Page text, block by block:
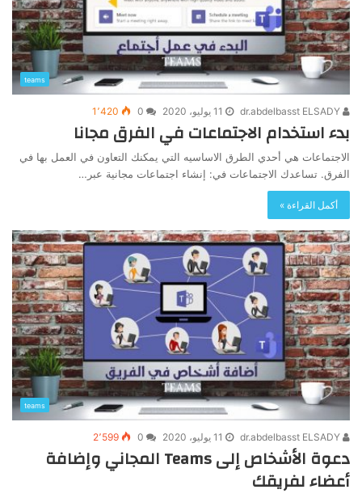
teams
11 يوليو، 2020 0 1٬420
بدء استخدام الاجتماعات في الفرق مجانا
الاجتماعات هي أحدي الطرق الاساسيه التي يمكنك التعاون في العمل بها في
الفرق. تساعدك الاجتماعات في: إنشاء اجتماعات مجانية عبر…
أكمل القراءة »
teams
11 يوليو، 2020 0 2٬599
دعوة الأشخاص إلى Teams المجاني وإضافة
أعضاء لفريقك